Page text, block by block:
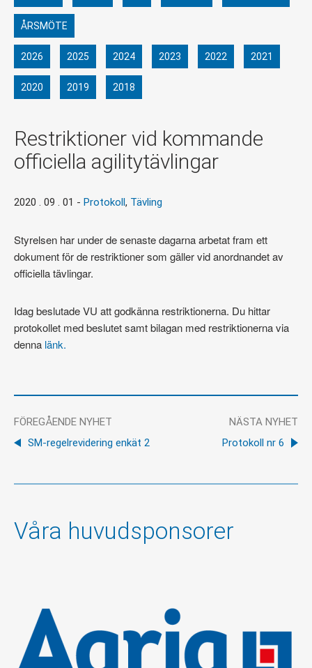
ÅRSMÖTE
2026 2025 2024 2023 2022 2021
2020 2019 2018
Restriktioner vid kommande
officiella agilitytävlingar
2020 . 09 . 01 - Protokoll , Tävling
Styrelsen har under de senaste dagarna arbetat fram ett
dokument för de restriktioner som gäller vid anordnandet av
officiella tävlingar.
Idag beslutade VU att godkänna restriktionerna. Du hittar
protokollet med beslutet samt bilagan med restriktionerna via
denna länk.
FÖREGÅENDE NYHET
SM-regelrevidering enkät 2
NÄSTA NYHET
Protokoll nr 6
Våra huvudsponsorer